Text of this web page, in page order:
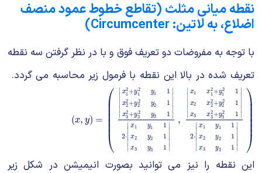
نقطه میانی مثلث (تقاطع خطوط عمود منصف
اضلاع، به لاتین: Circumcenter)
با توجه به مفروضات دو تعریف فوق و با در نظر گرفتن سه نقطه
تعریف شده در بالا این نقطه با فرمول زیر محاسبه می گردد.
(x, y) =
⎛
⎝
⎜
⎜⎜⎜⎜⎜
∣
∣
∣
∣
∣
x2
1 +y2
1
x2
2+y2
2
x2
3+y2
3
y1
y2
y3
1
1
1
∣
∣
∣
∣
∣
2⋅
∣
∣
∣
∣
∣
x1
x2
x3
y1
y2
y3
1
1
1
∣
∣
∣
∣
∣
,
∣
∣
∣
∣
∣
x1
x2
x3
x2
1 +y2
1
x2
2+y2
2
x2
3+y2
3
1
1
1
∣
∣
∣
∣
∣
2⋅
∣
∣
∣
∣
∣
x1
x2
x3
y1
y2
y3
1
1
1
∣
∣
∣
∣
∣
⎞
⎠
⎟⎟⎟⎟⎟
⎟
(x,y)= ( x 2+y12y11x22+y 2 2y21x32+y32y 31
این نقطه را نیز می توانید بصورت انیمیشن در شکل زیر